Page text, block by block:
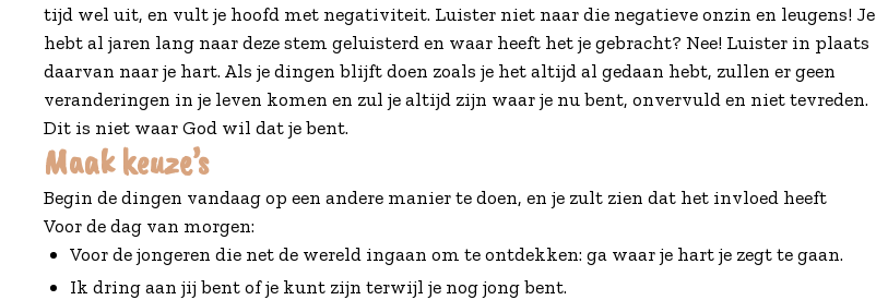
tijd wel uit, en vult je hoofd met negativiteit. Luister niet naar die negatieve onzin en leugens! Je
hebt al jaren lang naar deze stem geluisterd en waar heeft het je gebracht? Nee! Luister in plaats
daarvan naar je hart. Als je dingen blijft doen zoals je het altijd al gedaan hebt, zullen er geen
veranderingen in je leven komen en zul je altijd zijn waar je nu bent, onvervuld en niet tevreden.
Dit is niet waar God wil dat je bent.
Maak keuze’s
Begin de dingen vandaag op een andere manier te doen, en je zult zien dat het invloed heeft
Voor de dag van morgen:
Voor de jongeren die net de wereld ingaan om te ontdekken: ga waar je hart je zegt te gaan.
Ik dring aan jij bent of je kunt zijn terwijl je nog jong bent.